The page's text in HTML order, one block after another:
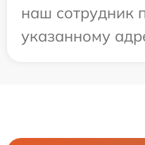
наш сотрудник
указанному